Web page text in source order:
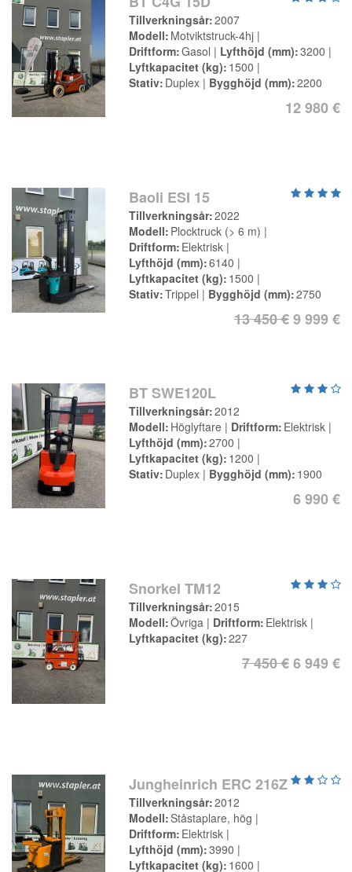
Tillverkningsår 2007
Modell Motviktstruck-4hj
Driftform Gasol Lyfthöjd (mm) 3200
Lyftkapacitet (kg) 1500
Stativ Duplex Bygghöjd (mm) 2200
12 980 €
Baoli ESI 15
Tillverkningsår 2022
Modell Plocktruck (> 6 m)
Driftform Elektrisk
Lyfthöjd (mm) 6140
Lyftkapacitet (kg) 1500
Stativ Trippel Bygghöjd (mm) 2750
13 450 €9 999 €
BT SWE120L
Tillverkningsår 2012
Modell Höglyftare Driftform Elektrisk
Lyfthöjd (mm) 2700
Lyftkapacitet (kg) 1200
Stativ Duplex Bygghöjd (mm) 1900
6 990 €
Snorkel TM12
Tillverkningsår 2015
Modell Övriga Driftform Elektrisk
Lyftkapacitet (kg) 227
7 450 €6 949 €
Jungheinrich ERC 216Z
Tillverkningsår 2012
Modell Ståstaplare, hög
Driftform Elektrisk
Lyfthöjd (mm) 3990
Lyftkapacitet (kg) 1600